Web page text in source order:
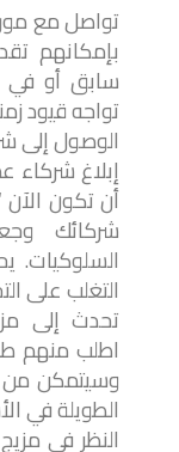
تواصل مع
بإمكانهم
سابق أو في
تواجه قيود
الوصول إلى
إبلاغ شركاء
أن تكون
شركائك
السلوكيات.
التغلب على
تحدث إلى
اطلب منهم
وسيتمكن من
الطويلة في
النظر في